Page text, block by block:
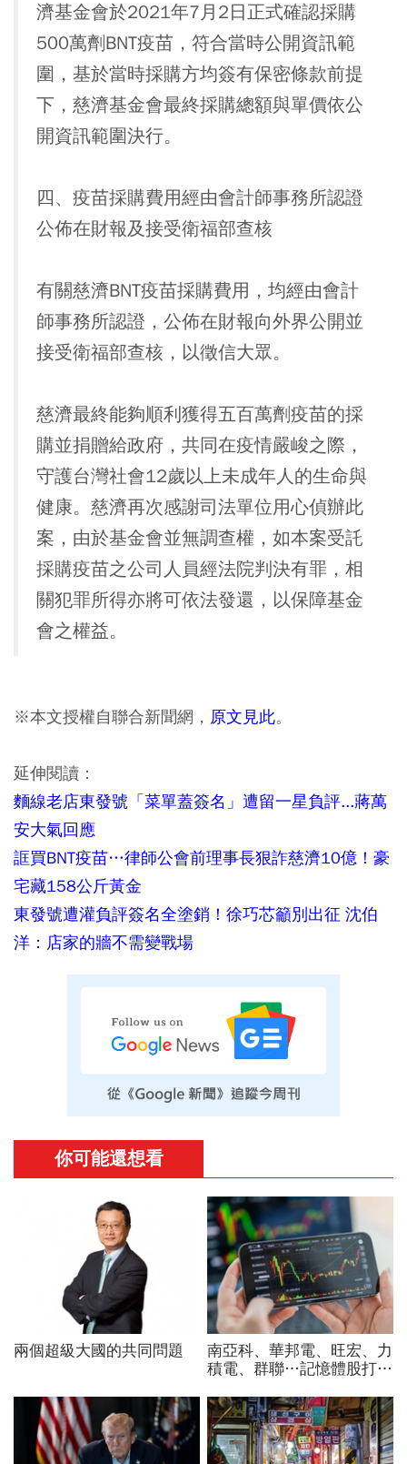
濟基金會於2021年7月2日正式確認採購
500萬劑BNT疫苗，符合當時公開資訊範
圍，基於當時採購方均簽有保密條款前提
下，慈濟基金會最終採購總額與單價依公
開資訊範圍決行。
四、疫苗採購費用經由會計師事務所認證
公佈在財報及接受衛福部查核
有關慈濟BNT疫苗採購費用，均經由會計
師事務所認證，公佈在財報向外界公開並
接受衛福部查核，以徵信大眾。
慈濟最終能夠順利獲得五百萬劑疫苗的採
購並捐贈給政府，共同在疫情嚴峻之際，
守護台灣社會12歲以上未成年人的生命與
健康。慈濟再次感謝司法單位用心偵辦此
案，由於基金會並無調查權，如本案受託
採購疫苗之公司人員經法院判決有罪，相
關犯罪所得亦將可依法發還，以保障基金
會之權益。
※本文授權自聯合新聞網， 原文見此。
延伸閱讀：
麵線老店東發號「菜單蓋簽名」遭留一星負評...蔣萬
安大氣回應
誆買BNT疫苗…律師公會前理事長狠詐慈濟10億！豪
宅藏158公斤黃金
東發號遭灌負評簽名全塗銷！徐巧芯籲別出征 沈伯
洋：店家的牆不需變戰場